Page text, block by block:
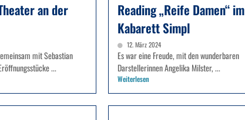
an der
mit Sebastian
...
Reading „Reife Damen“ im
Kabarett Simpl
12. März 2024
Es war eine Freude, mit den wunderbaren
Darstellerinnen Angelika Milster, ...
Weiterlesen